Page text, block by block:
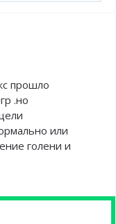
прошло
.но
или
голени и